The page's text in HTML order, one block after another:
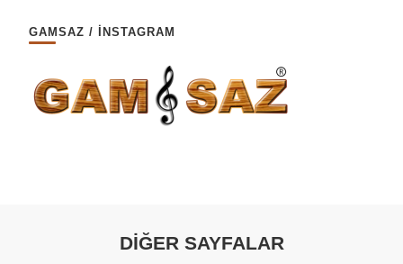
GAMSAZ / İNSTAGRAM
DİĞER SAYFALAR